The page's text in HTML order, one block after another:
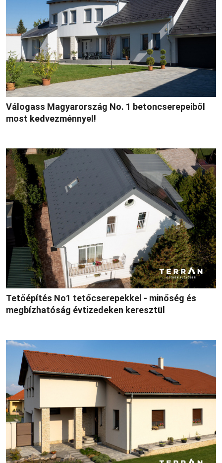
Válogass Magyarország No. 1 betoncserepeiből
most kedvezménnyel!
Tetőépítés No1 tetőcserepekkel - minőség és
megbízhatóság évtizedeken keresztül